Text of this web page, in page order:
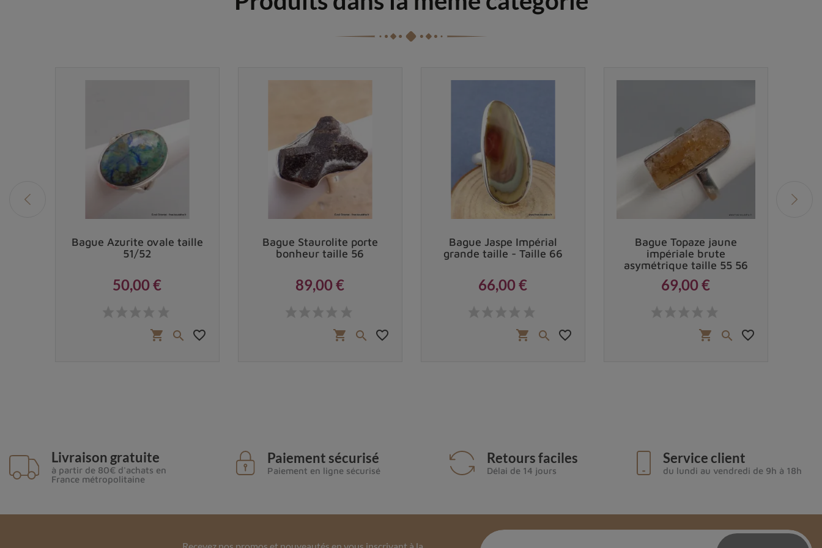
Bague Azurite ovale taille
51/52
50,00 €
shopping_cart  favorite_border
Bague Staurolite porte
bonheur taille 56
89,00 €
shopping_cart  favorite_border
Bague Jaspe Impérial
grande taille - Taille 66
66,00 €
shopping_cart  favorite_border
Bague Topaze jaune
impériale brute
asymétrique taille 55 56
69,00 €
shopping_cart  favorite_border
Livraison gratuite
à partir de 80€ d'achats en
France métropolitaine
Paiement sécurisé
Paiement en ligne sécurisé
Retours faciles
Délai de 14 jours
Service client
du lundi au vendredi de 9h à 18h